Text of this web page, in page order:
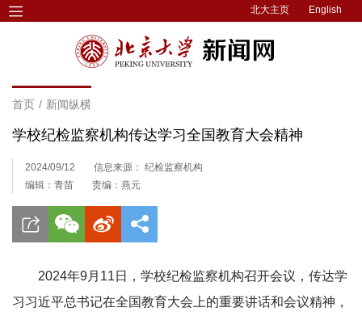
北大主页 English
首页 / 新闻纵横
学校纪检监察机构传达学习全国教育大会精神
2024/09/12
信息来源： 纪检监察机构
编辑：青苗
责编：燕元
2024年9月11日，学校纪检监察机构召开会议，传达学
习习近平总书记在全国教育大会上的重要讲话和会议精神，